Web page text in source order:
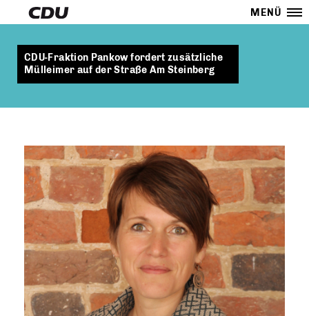
MENÜ
CDU-Fraktion Pankow fordert zusätzliche
Mülleimer auf der Straße Am Steinberg